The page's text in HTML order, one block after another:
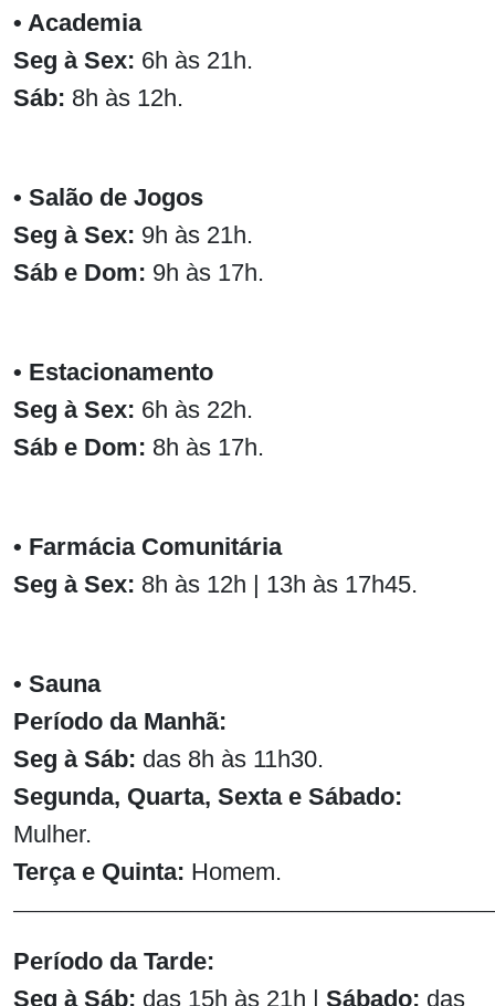
• Academia
Seg à Sex: 6h às 21h.
Sáb: 8h às 12h.
• Salão de Jogos
Seg à Sex: 9h às 21h.
Sáb e Dom: 9h às 17h.
• Estacionamento
Seg à Sex: 6h às 22h.
Sáb e Dom: 8h às 17h.
• Farmácia Comunitária
Seg à Sex: 8h às 12h | 13h às 17h45.
• Sauna
Período da Manhã:
Seg à Sáb: das 8h às 11h30.
Segunda, Quarta, Sexta e Sábado:
Mulher.
Terça e Quinta: Homem.
Período da Tarde:
Seg à Sáb: das 15h às 21h | Sábado: das